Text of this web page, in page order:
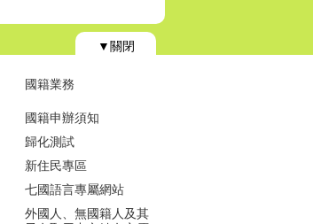
▼關閉
國籍業務
國籍申辦須知
歸化測試
新住民專區
七國語言專屬網站
外國人、無國籍人及其